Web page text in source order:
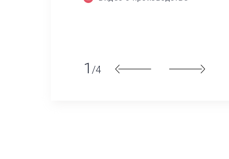
1 /4